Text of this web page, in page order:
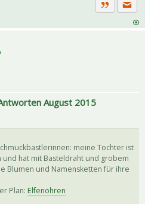
Zitat
August 2015
meine Tochter ist
und hat mit Basteldraht und grobem
Blumen und Namensketten für ihre
Plan: Elfenohren